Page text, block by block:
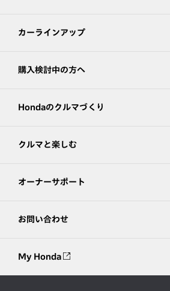
カーラインアップ
購入検討中の方へ
Hondaのクルマづくり
クルマと楽しむ
オーナーサポート
お問い合わせ
My Honda